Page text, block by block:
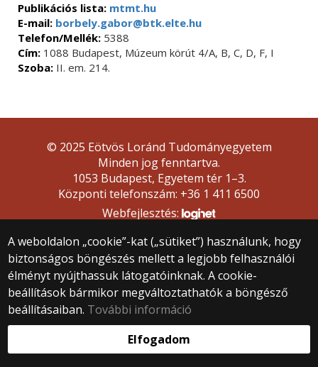
Publikációs lista: mtmt.hu
E-mail: borbely.gabor@btk.elte.hu
Telefon/Mellék: 5388
Cím: 1088 Budapest, Múzeum körút 4/A, B, C, D, F, I
Szoba: II. em. 214.
A weboldalon „cookie”-kat („sütiket”) használunk, hogy
biztonságos böngészés mellett a legjobb felhasználói
élményt nyújthassuk látogatóinknak. A cookie-
beállítások bármikor megváltoztathatók a böngésző
beállításaiban. További információ
Elfogadom
© 2025 Eötvös Loránd Tudományegyetem
Minden jog fenntartva.
1053 Budapest, Egyetem tér 1–3.
Központi telefonszám: +36 1 411 6500
Webfejlesztés: